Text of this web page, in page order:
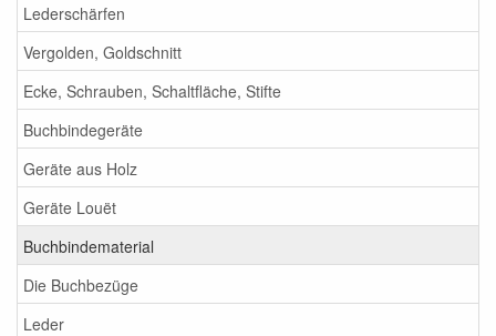
Lederschärfen
Vergolden, Goldschnitt
Ecke, Schrauben, Schaltfläche, Stifte
Buchbindegeräte
Geräte aus Holz
Geräte Louët
Buchbindematerial
Die Buchbezüge
Leder